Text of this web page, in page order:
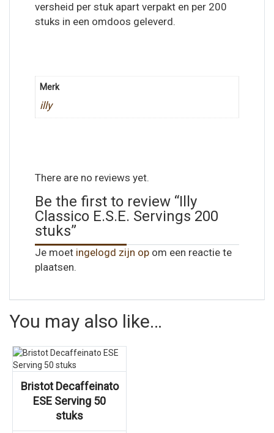
versheid per stuk apart verpakt en per 200
stuks in een omdoos geleverd.
Merk
illy
There are no reviews yet.
Be the first to review “Illy
Classico E.S.E. Servings 200
stuks”
Je moet ingelogd zijn op om een reactie te
plaatsen.
You may also like…
Bristot Decaffeinato
ESE Serving 50
stuks